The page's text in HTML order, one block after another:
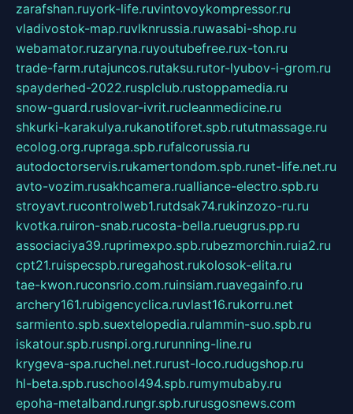
zarafshan.ruyork-life.ruvintovoykompressor.ru
vladivostok-map.ruvlknrussia.ruwasabi-shop.ru
webamator.ruzaryna.ruyoutubefree.rux-ton.ru
trade-farm.rutajuncos.rutaksu.rutor-lyubov-i-grom.ru
spayderhed-2022.rusplclub.rustoppamedia.ru
snow-guard.ruslovar-ivrit.rucleanmedicine.ru
shkurki-karakulya.rukanotiforet.spb.rututmassage.ru
ecolog.org.rupraga.spb.rufalcorussia.ru
autodoctorservis.rukamertondom.spb.runet-life.net.ru
avto-vozim.rusakhcamera.rualliance-electro.spb.ru
stroyavt.rucontrolweb1.rutdsak74.rukinzozo-ru.ru
kvotka.ruiron-snab.rucosta-bella.rueugrus.pp.ru
associaciya39.ruprimexpo.spb.rubezmorchin.ruia2.ru
cpt21.ruispecspb.ruregahost.rukolosok-elita.ru
tae-kwon.ruconsrio.com.ruinsiam.ruavegainfo.ru
archery161.rubigencyclica.ruvlast16.rukorru.net
sarmiento.spb.suextelopedia.rulammin-suo.spb.ru
iskatour.spb.rusnpi.org.rurunning-line.ru
krygeva-spa.ruchel.net.rurust-loco.rudugshop.ru
hl-beta.spb.ruschool494.spb.rumymubaby.ru
epoha-metalband.rungr.spb.rurusgosnews.com